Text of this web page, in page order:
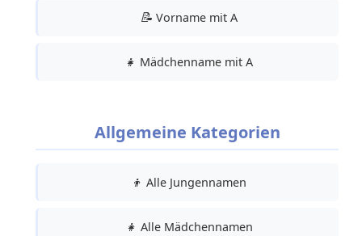
📝 Vorname mit A
👧 Mädchenname mit A
Allgemeine Kategorien
👦 Alle Jungennamen
👧 Alle Mädchennamen